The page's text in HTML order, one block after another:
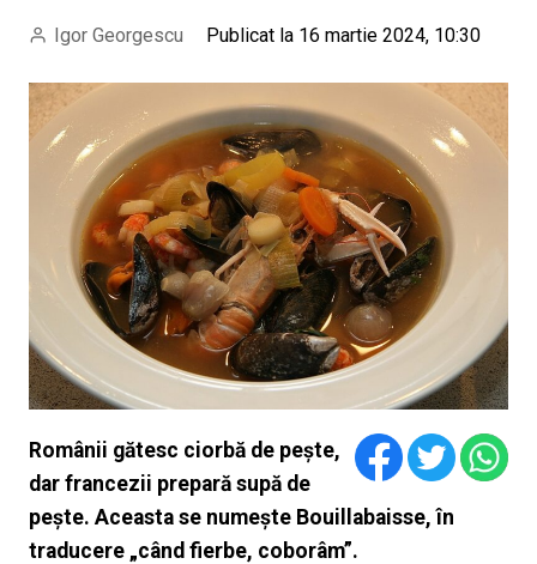
Igor Georgescu Publicat la 16 martie 2024, 10:30
Românii gătesc ciorbă de pește,
dar francezii prepară supă de
pește. Aceasta se numește Bouillabaisse, în
traducere „când fierbe, coborâm”.